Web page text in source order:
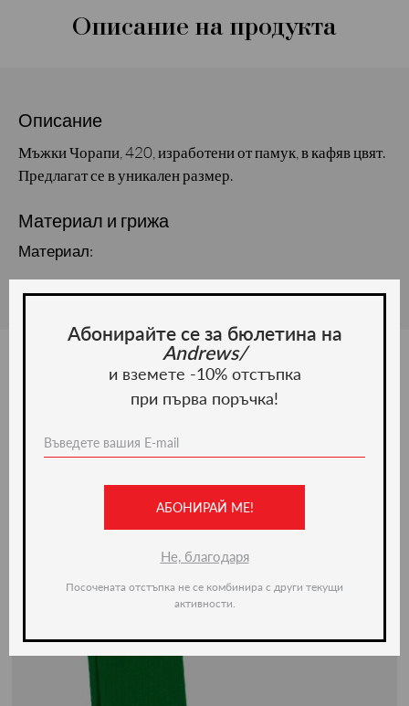
Описание на продукта
Описание
Мъжки Чорапи, 420, изработени от памук, в кафяв цвят.
Предлагат се в уникален размер.
Материал и грижа
Материал:
Ние препоръчваме
Абонирайте се за бюлетина на
Andrews/
и вземете -10% отстъпка
при първа поръчка!
АБОНИРАЙ МЕ!
Не, благодаря
Посочената отстъпка не се комбинира с други текущи
активности.